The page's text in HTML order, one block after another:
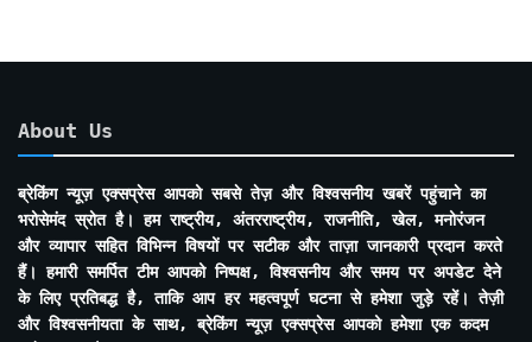
About Us
ब्रेकिंग न्यूज़ एक्सप्रेस आपको सबसे तेज़ और विश्वसनीय खबरें पहुंचाने का
भरोसेमंद स्रोत है। हम राष्ट्रीय, अंतरराष्ट्रीय, राजनीति, खेल, मनोरंजन
और व्यापार सहित विभिन्न विषयों पर सटीक और ताज़ा जानकारी प्रदान करते
हैं। हमारी समर्पित टीम आपको निष्पक्ष, विश्वसनीय और समय पर अपडेट देने
के लिए प्रतिबद्ध है, ताकि आप हर महत्वपूर्ण घटना से हमेशा जुड़े रहें। तेज़ी
और विश्वसनीयता के साथ, ब्रेकिंग न्यूज़ एक्सप्रेस आपको हमेशा एक कदम